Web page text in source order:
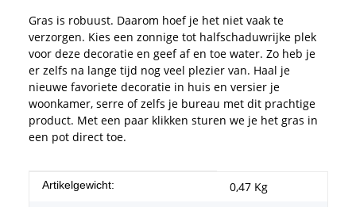
Gras is robuust. Daarom hoef je het niet vaak te
verzorgen. Kies een zonnige tot halfschaduwrijke plek
voor deze decoratie en geef af en toe water. Zo heb je
er zelfs na lange tijd nog veel plezier van. Haal je
nieuwe favoriete decoratie in huis en versier je
woonkamer, serre of zelfs je bureau met dit prachtige
product. Met een paar klikken sturen we je het gras in
een pot direct toe.
#productDetails.itemInformation#
#productDetails.itemValue#
Artikelgewicht: 0,47 Kg